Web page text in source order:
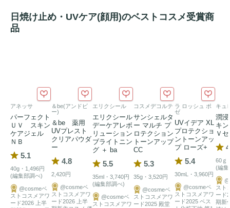
日焼け止め・UVケア(顔用)のベストコスメ受賞商
品
アネッサ
パーフェクト
ＵＶ スキン
ケアジェル
ＮＢ
5.1
40g・1,496円
(編集部調べ)
@cosmeベ
ストコスメアワ
ード2026 上半
＆be(アンドビ
ー)
＆be 薬用
UVプレスト
クリアパウダ
ー
4.8
2,420円
@cosmeベ
ストコスメアワ
ード2026 上半
エリクシール
エリクシール
デーケアレボ
リューション
ブライトニン
グ ＋ ba
5.5
35ml・3,740円
(編集部調べ)
@cosmeベ
ストコスメアワ
コスメデコルテ
サンシェルタ
ー マルチ プ
ロテクション
トーンアップ
CC
5.3
35g・3,520円
@cosmeベ
ストコスメアワ
ード2025 殿堂
ラ ロッシュ ポ
ゼ
UVイデア XL
プロテクショ
ントーンアッ
プ ローズ+
5.4
30mL・3,960円
@cosmeベ
ストコスメアワ
ード2025 ベス
キュ
潤
キ
Ｖ
60ｇ
(編集
スト
ード
期新